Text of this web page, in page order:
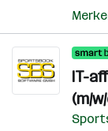
IT-
(m/